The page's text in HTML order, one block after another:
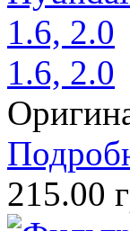
1.6, 2.0
215.00